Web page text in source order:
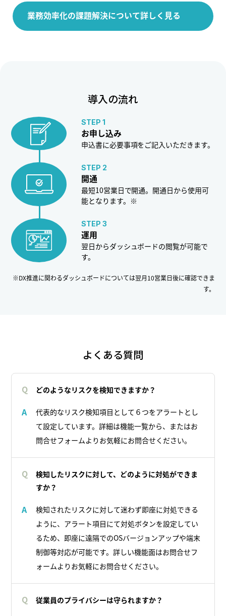
業務効率化の課題解決について詳しく見る
導入の流れ
STEP 1
お申し込み
申込書に必要事項をご記入いただきます。
STEP 2
開通
最短10営業日で開通。開通日から使用可
能となります。※
STEP 3
運用
翌日からダッシュボードの閲覧が可能で
す。
※DX推進に関わるダッシュボードについては翌月10営業日後に確認できま
す。
よくある質問
Q どのようなリスクを検知できますか？
A
代表的なリスク検知項目として６つをアラートとし
て設定しています。詳細は機能一覧から、またはお
問合せフォームよりお気軽にお問合せください。
Q
検知したリスクに対して、どのように対処ができま
すか？
A
検知されたリスクに対して迷わず即座に対処できる
ように、アラート項目にて対処ボタンを設定してい
るため、即座に遠隔でのOSバージョンアップや端末
制御等対応が可能です。詳しい機能面はお問合せフ
ォームよりお気軽にお問合せください。
Q 従業員のプライバシーは守られますか？